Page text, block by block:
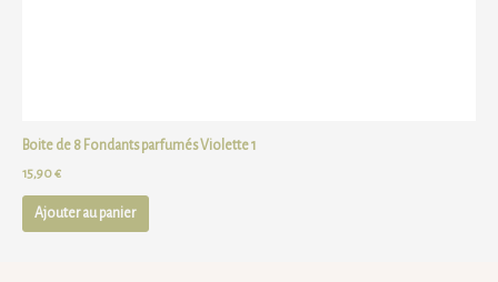
Boite de 8 Fondants parfumés Violette 1
15,90€
Ajouter au panier